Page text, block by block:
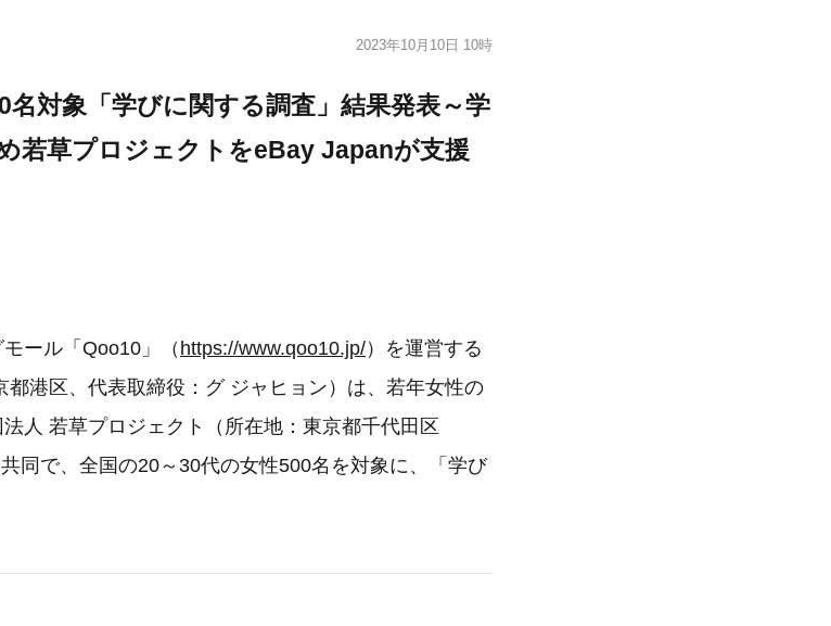
2023年10月10日 10時
対象「学びに関する調査」結果発表～学
若草プロジェクトをeBay Japanが支援
ール「Qoo10」（ https://www.qoo10.jp/）を運営する
港区、代表取締役：グ ジャヒョン）は、若年女性の
人 若草プロジェクト（所在地：東京都千代田区
同で、全国の20～30代の女性500名を対象に、「学び